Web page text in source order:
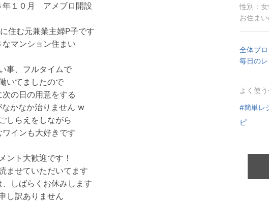
年１０月 アメブロ開設
住む元兼業主婦P子です
なマンション住まい
事、フルタイムで
いてましたので
次の日の用意をする
なかなか治りません w
しらえをしながら
ワインも大好きです
ント大歓迎です！
ませていただいてます
、しばらくお休みします
し訳ありません
性別：
お住まい
全体ブ
毎日の
よく使
#簡単レ
ピ